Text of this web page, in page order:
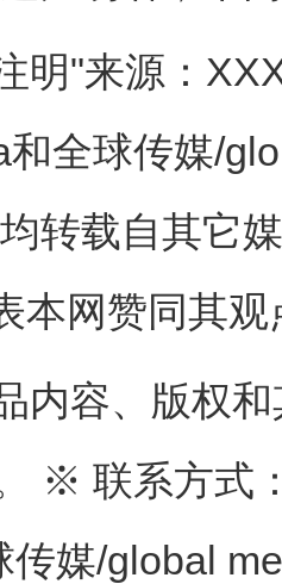
明"来源：
全球传媒/
转载自其它
本网赞同其
内容、版权和
※ 联系方式
传媒/global